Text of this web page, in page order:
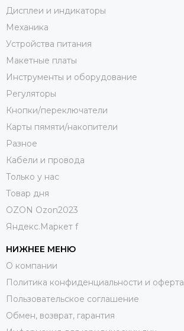
Дисплеи и индикаторы
Механика
Устройства питания
Макетные платы
Инструменты и оборудование
Регуляторы
Кнопки/переключатели
Карты пямяти/накопители
Разное
Кабели и провода
Только у нас
Товар дня
OZON Ozon2023
Яндекс.Маркет f
НИЖНЕЕ МЕНЮ
О компании
Политика конфиденциальности и оферта
Пользовательское соглашение
Обмен, возврат, гарантия